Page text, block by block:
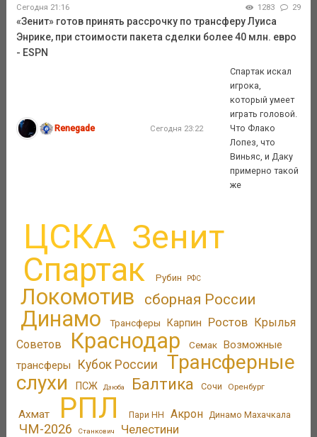
Сегодня 21:16 1283 29
«Зенит» готов принять рассрочку по трансферу Луиса
Энрике, при стоимости пакета сделки более 40 млн. евро
- ESPN
Renegade Сегодня 23:22
Спартак искал
игрока,
который умеет
играть головой.
Что Флако
Лопез, что
Виньяс, и Даку
примерно такой
же
ЦСКА Зенит
Спартак Рубин РФС
Локомотив сборная России
Динамо Трансферы Карпин Ростов Крылья
Советов
Краснодар Семак Возможные
трансферы
Кубок России
Трансферные
слухи
ПСЖ Дзюба Балтика Сочи Оренбург
Ахмат РПЛ Пари НН Акрон Динамо Махачкала
ЧМ-2026 Станкович Челестини